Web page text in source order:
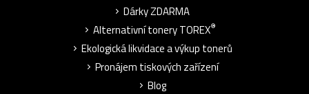
Dárky ZDARMA
Alternativní tonery TOREX®
Ekologická likvidace a výkup tonerů
Pronájem tiskových zařízení
Blog